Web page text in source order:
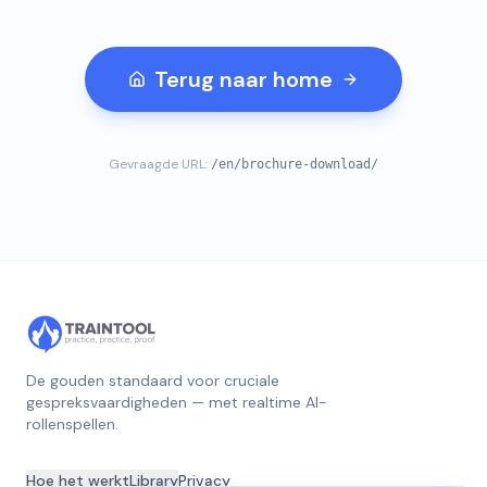
Terug naar home
Gevraagde URL: /en/brochure-download/
De gouden standaard voor cruciale
gespreksvaardigheden — met realtime AI-
rollenspellen.
Hoe het werktLibraryPrivacy